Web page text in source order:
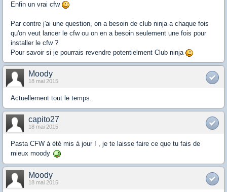
Enfin un vrai cfw
Par contre j'ai une question, on a besoin de club ninja a chaque fois
qu'on veut lancer le cfw ou on en a besoin seulement une fois pour
installer le cfw ?
Pour savoir si je pourrais revendre potentielment Club ninja
Moody
18 mai 2015
Actuellement tout le temps.
capito27
18 mai 2015
Pasta CFW à été mis à jour ! , je te laisse faire ce que tu fais de
mieux moody
Moody
18 mai 2015